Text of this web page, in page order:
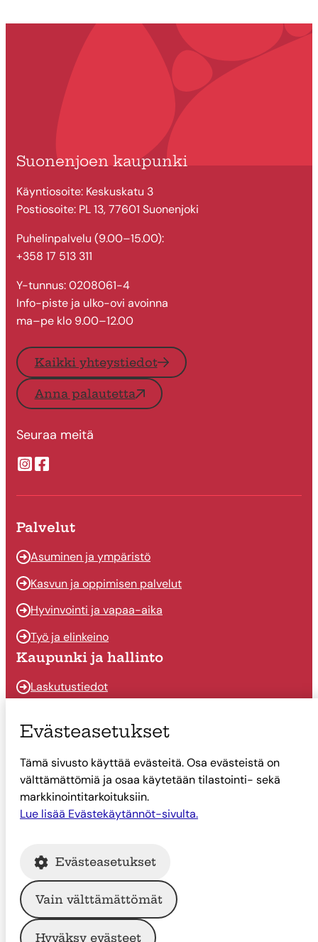
Suonenjoen kaupunki
Käyntiosoite: Keskuskatu 3
Postiosoite: PL 13, 77601 Suonenjoki
Puhelinpalvelu (9.00–15.00):
+358 17 513 311
Y-tunnus: 0208061-4
Info-piste ja ulko-ovi avoinna
ma–pe klo 9.00–12.00
Kaikki yhteystiedot
Anna palautetta
Seuraa meitä
Suonenjoen kaupungin Instragram
Suonenjoen kaupungin Facebook
Palvelut
Asuminen ja ympäristö
Kasvun ja oppimisen palvelut
Hyvinvointi ja vapaa-aika
Työ ja elinkeino
Kaupunki ja hallinto
Laskutustiedot
Päätöksenteko
Talous
Yhteystiedot
Tietoa Suonenjoesta
Tietoa Suonenjoesta
© Suonenjoen kaupunki
Evästeasetukset
Tämä sivusto käyttää evästeitä. Osa evästeistä on
välttämättömiä ja osaa käytetään tilastointi- sekä
markkinointitarkoituksiin.
Lue lisää Evästekäytännöt-sivulta.
Evästeasetukset
Vain välttämättömät
Hyväksy evästeet